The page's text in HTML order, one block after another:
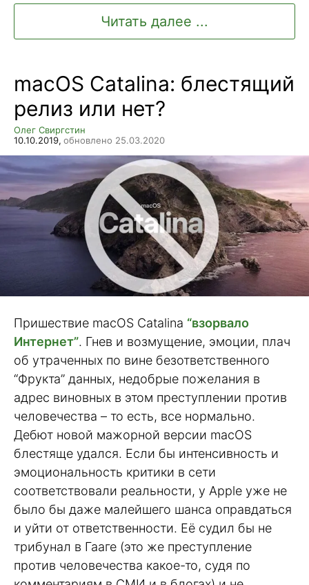
Читать далее ...
macOS Catalina: блестящий
релиз или нет?
Олег Свиргстин
10.10.2019, обновлено 25.03.2020
Пришествие macOS Catalina “взорвало
Интернет”. Гнев и возмущение, эмоции, плач
об утраченных по вине безответственного
“Фрукта” данных, недобрые пожелания в
адрес виновных в этом преступлении против
человечества – то есть, все нормально.
Дебют новой мажорной версии macOS
блестяще удался. Если бы интенсивность и
эмоциональность критики в сети
соответствовали реальности, у Apple уже не
было бы даже малейшего шанса оправдаться
и уйти от ответственности. Её судил бы не
трибунал в Гааге (это же преступление
против человечества какое-то, судя по